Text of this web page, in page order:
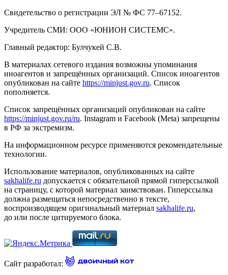
Свидетельство о регистрации ЭЛ № ФС 77–67152.
Учредитель СМИ: ООО «ЮНИОН СИСТЕМС».
Главный редактор: Булчукей С.В.
В материалах сетевого издания возможны упоминания
иноагентов и запрещённых организаций. Список иноагентов
опубликован на сайте https://minjust.gov.ru. Список
пополняется.
Список запрещённых организаций опубликован на сайте
https://minjust.gov.ru/ru. Instagram и Facebook (Metа) запрещены
в РФ за экстремизм.
На информационном ресурсе применяются рекомендательные
технологии.
Использование материалов, опубликованных на сайте
sakhalife.ru допускается с обязательной прямой гиперссылкой
на страницу, с которой материал заимствован. Гиперссылка
должна размещаться непосредственно в тексте,
воспроизводящем оригинальный материал sakhalife.ru,
до или после цитируемого блока.
Сайт разработал: